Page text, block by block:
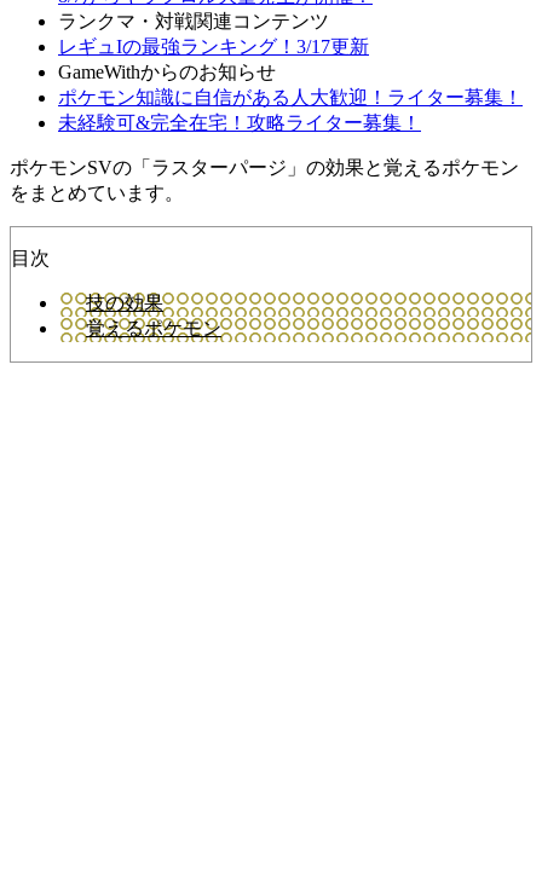
ランクマ・対戦関連コンテンツ
レギュIの最強ランキング！3/17更新
GameWithからのお知らせ
ポケモン知識に自信がある人大歓迎！ライター募集！
未経験可&完全在宅！攻略ライター募集！
ポケモンSVの「ラスターパージ」の効果と覚えるポケモン
をまとめています。
目次
技の効果
覚えるポケモン